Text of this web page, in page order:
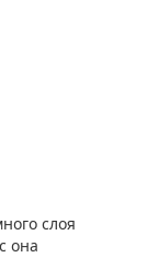
слоя
она